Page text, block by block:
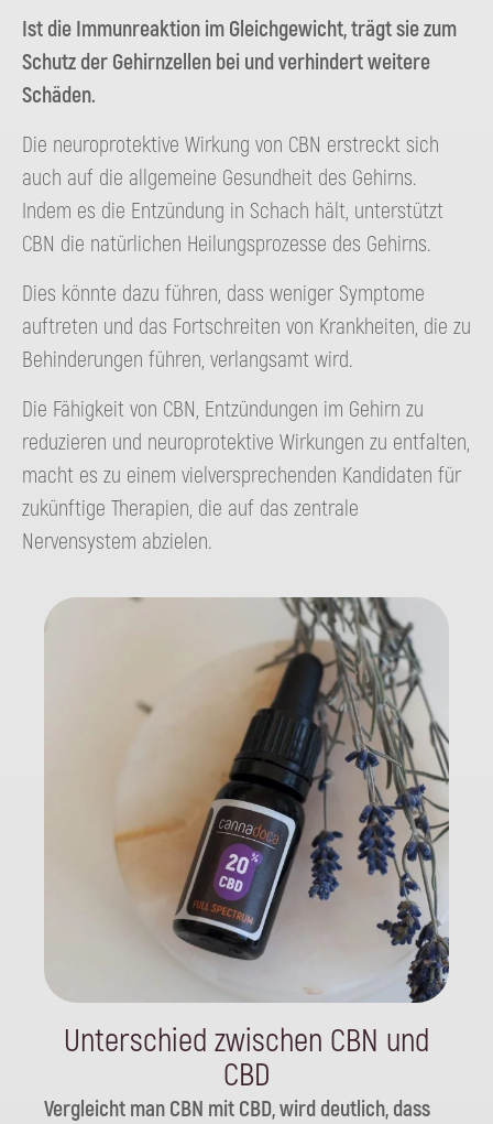
Ist die Immunreaktion im Gleichgewicht, trägt sie zum
Schutz der Gehirnzellen bei und verhindert weitere
Schäden.
Die neuroprotektive Wirkung von CBN erstreckt sich
auch auf die allgemeine Gesundheit des Gehirns.
Indem es die Entzündung in Schach hält, unterstützt
CBN die natürlichen Heilungsprozesse des Gehirns.
Dies könnte dazu führen, dass weniger Symptome
auftreten und das Fortschreiten von Krankheiten, die zu
Behinderungen führen, verlangsamt wird.
Die Fähigkeit von CBN, Entzündungen im Gehirn zu
reduzieren und neuroprotektive Wirkungen zu entfalten,
macht es zu einem vielversprechenden Kandidaten für
zukünftige Therapien, die auf das zentrale
Nervensystem abzielen.
Unterschied zwischen CBN und
CBD
Vergleicht man CBN mit CBD, wird deutlich, dass